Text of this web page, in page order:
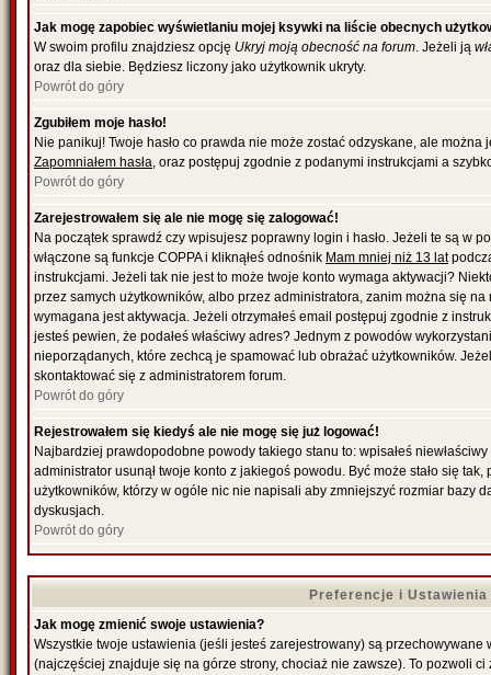
Jak mogę zapobiec wyświetlaniu mojej ksywki na liście obecnych
W swoim profilu znajdziesz opcję Ukryj moją obecność na forum. Jeżeli ją
oraz dla siebie. Będziesz liczony jako użytkownik ukryty.
Powrót do góry
Zgubiłem moje hasło!
Nie panikuj! Twoje hasło co prawda nie może zostać odzyskane, ale
Zapomniałem hasła, oraz postępuj zgodnie z podanymi instrukcjami a
Powrót do góry
Zarejestrowałem się ale nie mogę się zalogować!
Na początek sprawdź czy wpisujesz poprawny login i hasło. Jeżeli te są w
włączone są funkcje COPPA i kliknąłeś odnośnik Mam mniej niż 13 lat
instrukcjami. Jeżeli tak nie jest to może twoje konto wymaga aktywacji?
przez samych użytkowników, albo przez administratora, zanim można się
wymagana jest aktywacja. Jeżeli otrzymałeś email postępuj zgodnie z
jesteś pewien, że podałeś właściwy adres? Jednym z powodów
nieporządanych, które zechcą je spamować lub obrażać użytkowników.
skontaktować się z administratorem forum.
Powrót do góry
Rejestrowałem się kiedyś ale nie mogę się już logować!
Najbardziej prawdopodobne powody takiego stanu to: wpisałeś
administrator usunął twoje konto z jakiegoś powodu. Być może stało się
użytkowników, którzy w ogóle nic nie napisali aby zmniejszyć rozmiar bazy
dyskusjach.
Powrót do góry
Preferencje i
Jak mogę zmienić swoje ustawienia?
Wszystkie twoje ustawienia (jeśli jesteś zarejestrowany) są
(najczęściej znajduje się na górze strony, chociaż nie zawsze). To pozwoli